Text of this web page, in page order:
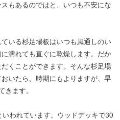
もあるのではと、いつも不安にな
いる杉足場板はいつも風通しのい
濡れても直ぐに乾燥します。だか
くことができます。そんな杉足場
いたら、時期にもよりますが、早
きます。
われています。ウッドデッキで30